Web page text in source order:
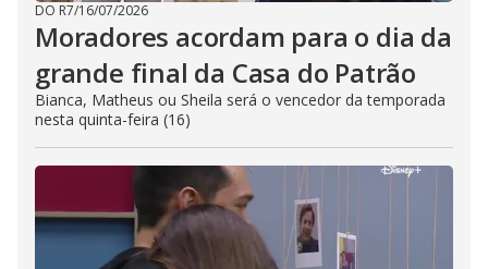
DO R7/16/07/2026
Moradores acordam para o dia da
grande final da Casa do Patrão
Bianca, Matheus ou Sheila será o vencedor da temporada
nesta quinta-feira (16)